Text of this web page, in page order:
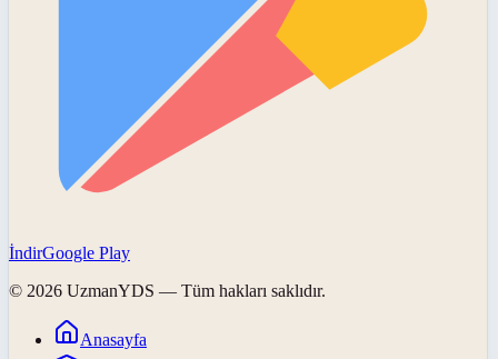
İndirGoogle Play
© 2026 UzmanYDS — Tüm hakları saklıdır.
Anasayfa